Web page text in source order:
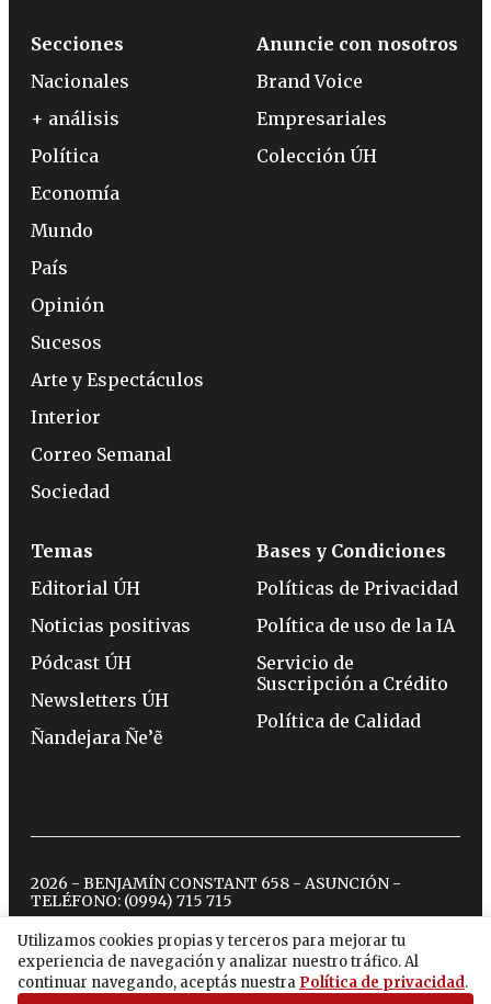
Utilizamos cookies propias y terceros para mejorar tu
experiencia de navegación y analizar nuestro tráfico. Al
continuar navegando, aceptás nuestra Política de privacidad.
Secciones
Nacionales
+ análisis
Política
Economía
Mundo
País
Opinión
Sucesos
Arte y Espectáculos
Interior
Correo Semanal
Sociedad
Anuncie con nosotros
Brand Voice
Empresariales
Colección ÚH
Temas
Editorial ÚH
Noticias positivas
Pódcast ÚH
Newsletters ÚH
Ñandejara Ñe’ẽ
Bases y Condiciones
Políticas de Privacidad
Política de uso de la IA
Servicio de
Suscripción a Crédito
Política de Calidad
2026 - BENJAMÍN CONSTANT 658 - ASUNCIÓN -
TELÉFONO: (0994) 715 715
twitterinstagram
facebook
tiktokyoutubespotify